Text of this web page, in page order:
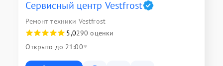
Сервисный центр Vestfrost
Ремонт техники Vestfrost
5,0290 оценки
Открыто до 21:00